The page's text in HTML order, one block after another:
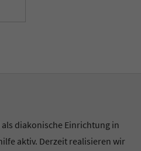
diakonische Einrichtung in
aktiv. Derzeit realisieren wir